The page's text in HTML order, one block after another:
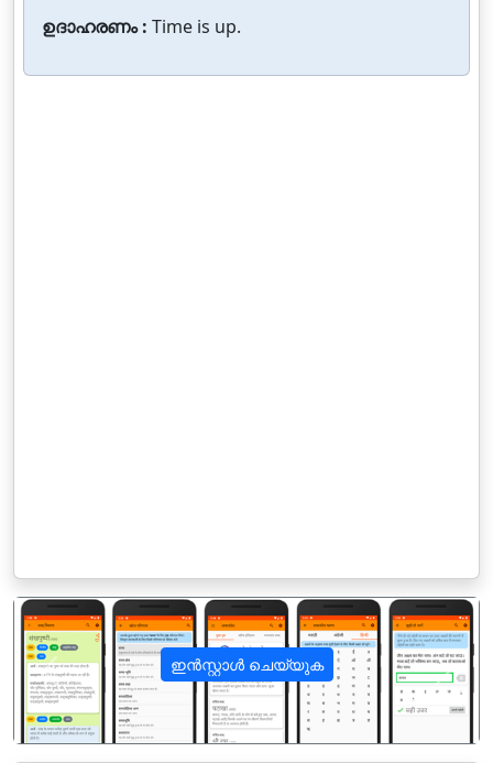
ഉദാഹരണം : Time is up.
ഇൻസ്റ്റാൾ ചെയ്യുക
पिछला अगला